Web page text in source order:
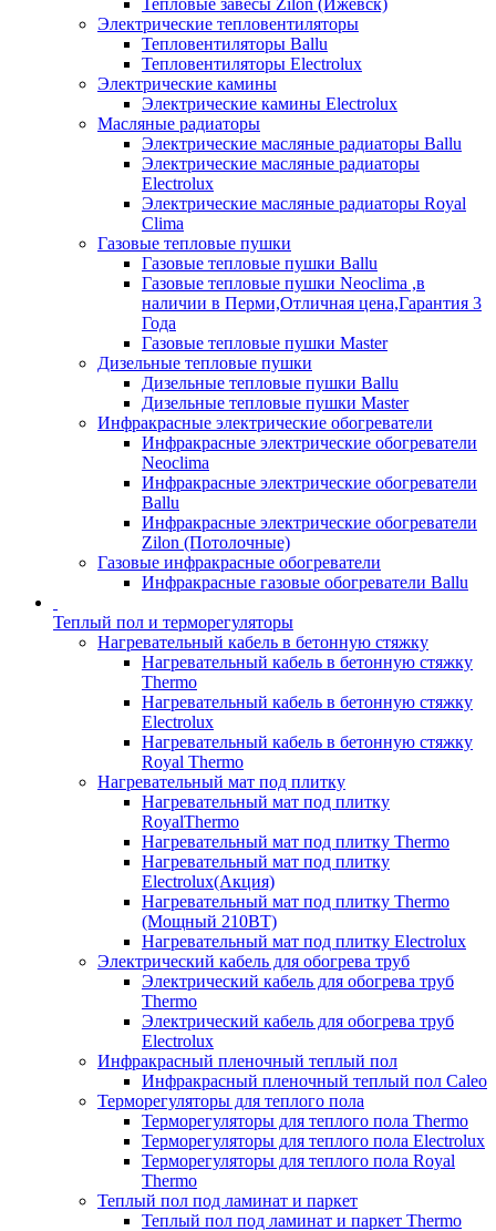
Тепловые завесы Zilon (Ижевск)
Электрические тепловентиляторы
Тепловентиляторы Ballu
Тепловентиляторы Electrolux
Электрические камины
Электрические камины Electrolux
Масляные радиаторы
Электрические масляные радиаторы Ballu
Электрические масляные радиаторы
Electrolux
Электрические масляные радиаторы Royal
Clima
Газовые тепловые пушки
Газовые тепловые пушки Ballu
Газовые тепловые пушки Neoclima ,в
наличии в Перми,Отличная цена,Гарантия 3
Года
Газовые тепловые пушки Master
Дизельные тепловые пушки
Дизельные тепловые пушки Ballu
Дизельные тепловые пушки Master
Инфракрасные электрические обогреватели
Инфракрасные электрические обогреватели
Neoclima
Инфракрасные электрические обогреватели
Ballu
Инфракрасные электрические обогреватели
Zilon (Потолочные)
Газовые инфракрасные обогреватели
Инфракрасные газовые обогреватели Ballu
Теплый пол и терморегуляторы
Нагревательный кабель в бетонную стяжку
Нагревательный кабель в бетонную стяжку
Thermo
Нагревательный кабель в бетонную стяжку
Electrolux
Нагревательный кабель в бетонную стяжку
Royal Thermo
Нагревательный мат под плитку
Нагревательный мат под плитку
RoyalThermo
Нагревательный мат под плитку Thermo
Нагревательный мат под плитку
Electrolux(Акция)
Нагревательный мат под плитку Thermo
(Мощный 210ВТ)
Нагревательный мат под плитку Electrolux
Электрический кабель для обогрева труб
Электрический кабель для обогрева труб
Thermo
Электрический кабель для обогрева труб
Electrolux
Инфракрасный пленочный теплый пол
Инфракрасный пленочный теплый пол Caleo
Терморегуляторы для теплого пола
Терморегуляторы для теплого пола Thermo
Терморегуляторы для теплого пола Electrolux
Терморегуляторы для теплого пола Royal
Thermo
Теплый пол под ламинат и паркет
Теплый пол под ламинат и паркет Thermo